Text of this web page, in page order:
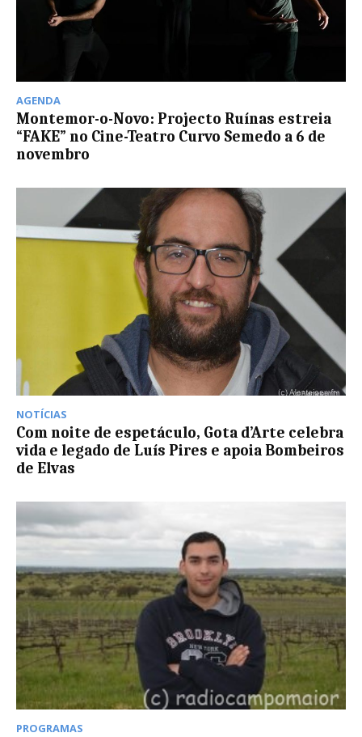
AGENDA
Montemor-o-Novo: Projecto Ruínas estreia
“FAKE” no Cine-Teatro Curvo Semedo a 6 de
novembro
NOTÍCIAS
Com noite de espetáculo, Gota d’Arte celebra
vida e legado de Luís Pires e apoia Bombeiros
de Elvas
PROGRAMAS